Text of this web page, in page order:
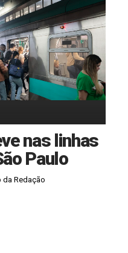
nas linhas
Paulo
da Redação